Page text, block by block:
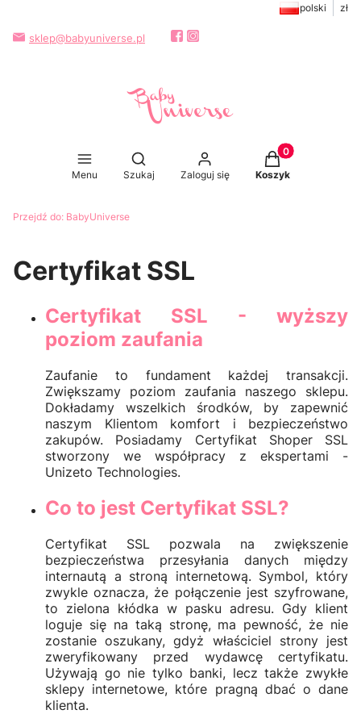
polski zł
sklep@babyuniverse.pl
Menu
Otwórz wyszukiwarkę
Szukaj Zaloguj się
Produkty w
Koszyk
Przejdź do: BabyUniverse
Certyfikat SSL
Certyfikat SSL - wyższy
poziom zaufania
Zaufanie to fundament każdej transakcji.
Zwiększamy poziom zaufania naszego sklepu.
Dokładamy wszelkich środków, by zapewnić
naszym Klientom komfort i bezpieczeństwo
zakupów. Posiadamy Certyfikat Shoper SSL
stworzony we współpracy z ekspertami -
Unizeto Technologies.
Co to jest Certyfikat SSL?
Certyfikat SSL pozwala na zwiększenie
bezpieczeństwa przesyłania danych między
internautą a stroną internetową. Symbol, który
zwykle oznacza, że połączenie jest szyfrowane,
to zielona kłódka w pasku adresu. Gdy klient
loguje się na taką stronę, ma pewność, że nie
zostanie oszukany, gdyż właściciel strony jest
zweryfikowany przed wydawcę certyfikatu.
Używają go nie tylko banki, lecz także zwykłe
sklepy internetowe, które pragną dbać o dane
klienta.